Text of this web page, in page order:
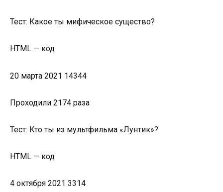
Тест: Какое ты мифическое существо?
HTML — код
20 марта 2021 14344
Проходили 2174 раза
Тест: Кто ты из мультфильма «Лунтик»?
HTML — код
4 октября 2021 3314